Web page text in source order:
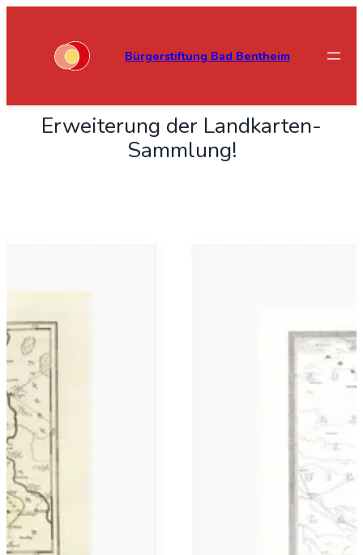
Bürgerstiftung Bad Bentheim
Erwei­te­rung der Land­kar­ten-
Samm­lung!